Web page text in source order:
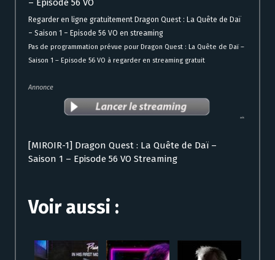
– Episode 56 VO
Regarder en ligne gratuitement Dragon Quest : La Quête de Daï
– Saison 1 – Episode 56 VO en streaming
Pas de programmation prévue pour Dragon Quest : La Quête de Daï –
Saison 1 – Episode 56 VO à regarder en streaming gratuit
Annonce
[MIROIR-1] Dragon Quest : La Quête de Daï –
Saison 1 – Episode 56 VO Streaming
Voir aussi :